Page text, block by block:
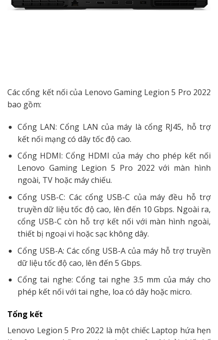
Các cổng kết nối của Lenovo Gaming Legion 5 Pro 2022
bao gồm:
Cổng LAN: Cổng LAN của máy là cổng RJ45, hỗ trợ
kết nối mạng có dây tốc độ cao.
Cổng HDMI: Cổng HDMI của máy cho phép kết nối
Lenovo Gaming Legion 5 Pro 2022 với màn hình
ngoài, TV hoặc máy chiếu.
Cổng USB-C: Các cổng USB-C của máy đều hỗ trợ
truyền dữ liệu tốc độ cao, lên đến 10 Gbps. Ngoài ra,
cổng USB-C còn hỗ trợ kết nối với màn hình ngoài,
thiết bị ngoại vi hoặc sạc không dây.
Cổng USB-A: Các cổng USB-A của máy hỗ trợ truyền
dữ liệu tốc độ cao, lên đến 5 Gbps.
Cổng tai nghe: Cổng tai nghe 3.5 mm của máy cho
phép kết nối với tai nghe, loa có dây hoặc micro.
Tổng kết
Lenovo Legion 5 Pro 2022 là một chiếc Laptop hứa hẹn